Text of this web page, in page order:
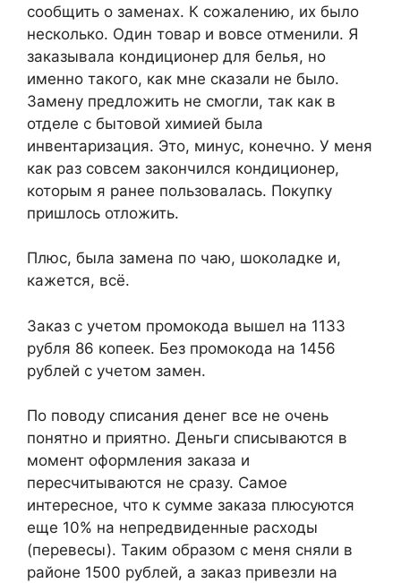
сообщить о заменах. К сожалению, их было
несколько. Один товар и вовсе отменили. Я
заказывала кондиционер для белья, но
именно такого, как мне сказали не было.
Замену предложить не смогли, так как в
отделе с бытовой химией была
инвентаризация. Это, минус, конечно. У меня
как раз совсем закончился кондиционер,
которым я ранее пользовалась. Покупку
пришлось отложить.
Плюс, была замена по чаю, шоколадке и,
кажется, всё.
Заказ с учетом промокода вышел на 1133
рубля 86 копеек. Без промокода на 1456
рублей с учетом замен.
По поводу списания денег все не очень
понятно и приятно. Деньги списываются в
момент оформления заказа и
пересчитываются не сразу. Самое
интересное, что к сумме заказа плюсуются
еще 10% на непредвиденные расходы
(перевесы). Таким образом с меня сняли в
районе 1500 рублей, а заказ привезли на